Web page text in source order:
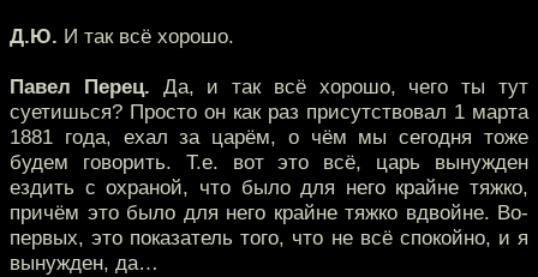
Д.Ю. И так всё хорошо.
Павел Перец. Да, и так всё хорошо, чего ты тут
суетишься? Просто он как раз присутствовал 1 марта
1881 года, ехал за царём, о чём мы сегодня тоже
будем говорить. Т.е. вот это всё, царь вынужден
ездить с охраной, что было для него крайне тяжко,
причём это было для него крайне тяжко вдвойне. Во-
первых, это показатель того, что не всё спокойно, и я
вынужден, да…